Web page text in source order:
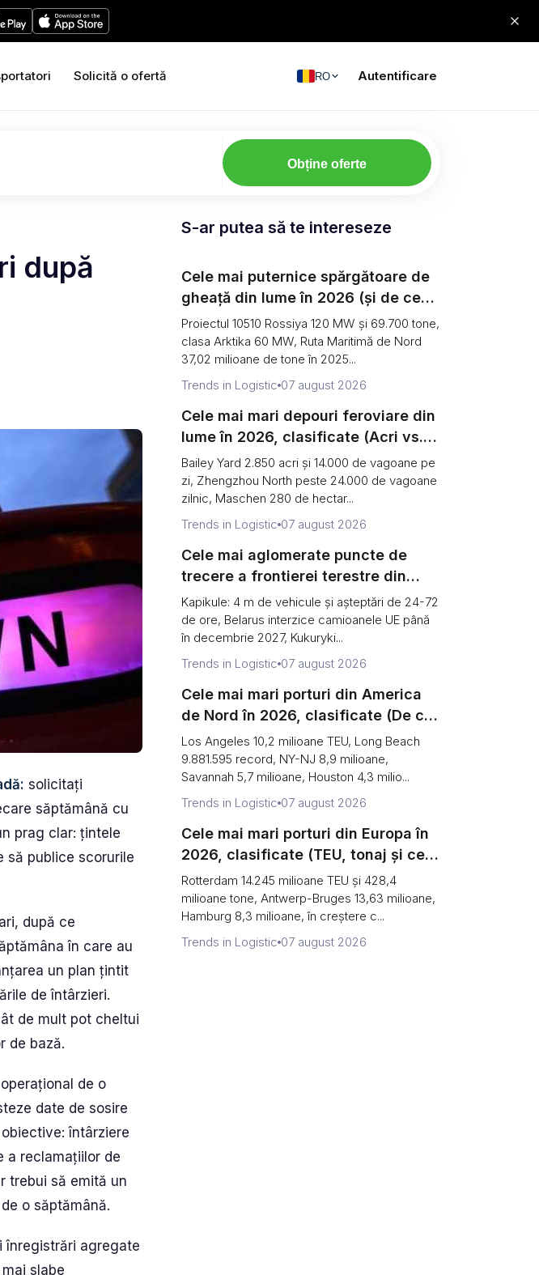
Solicită o ofertă RO Autentificare
Obține oferte
după
solicitați
săptămână cu
prag clar: țintele
să publice scorurile
după ce
în care au
un plan țintit
de întârzieri.
de mult pot cheltui
de bază.
de o
date de sosire
întârziere
a reclamațiilor de
trebui să emită un
o săptămână.
înregistrări agregate
slabe
S-ar putea să te intereseze
Cele mai puternice spărgătoare de
gheață din lume în 2026 (și de ce
transportul de marfă arctică
continuă să scadă)
Proiectul 10510 Rossiya 120 MW și 69.700 tone,
clasa Arktika 60 MW, Ruta Maritimă de Nord
37,02 milioane de tone în 2025...
Trends in Logistic 07 august 2026
Cele mai mari depouri feroviare din
lume în 2026, clasificate (Acri vs.
vagoane pe zi)
Bailey Yard 2.850 acri și 14.000 de vagoane pe
zi, Zhengzhou North peste 24.000 de vagoane
zilnic, Maschen 280 de hectar...
Trends in Logistic 07 august 2026
Cele mai aglomerate puncte de
trecere a frontierei terestre din
Europa în 2026 (și de ce granița de
est s-a redus la o singură poartă)
Kapikule: 4 m de vehicule și așteptări de 24-72
de ore, Belarus interzice camioanele UE până
în decembrie 2027, Kukuryki...
Trends in Logistic 07 august 2026
Cele mai mari porturi din America
de Nord în 2026, clasificate (De ce
primele două sunt de fapt un singur
port)
Los Angeles 10,2 milioane TEU, Long Beach
9.881.595 record, NY-NJ 8,9 milioane,
Savannah 5,7 milioane, Houston 4,3 milio...
Trends in Logistic 07 august 2026
Cele mai mari porturi din Europa în
2026, clasificate (TEU, tonaj și ce
ascunde fiecare număr)
Rotterdam 14.245 milioane TEU și 428,4
milioane tone, Antwerp-Bruges 13,63 milioane,
Hamburg 8,3 milioane, în creștere c...
Trends in Logistic 07 august 2026